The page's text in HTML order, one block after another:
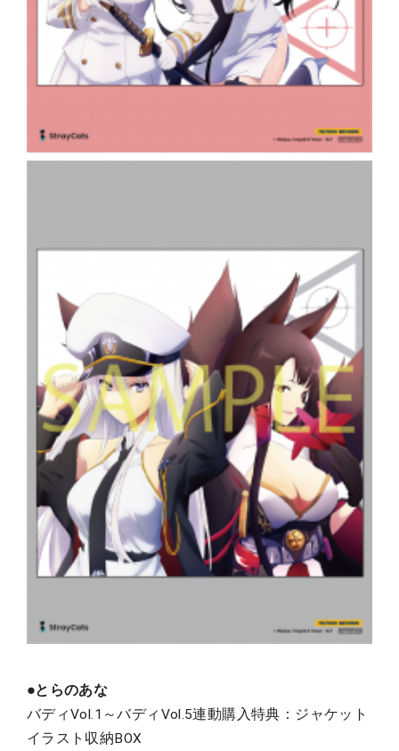
●とらのあな
バディVol.1～バディVol.5連動購入特典：ジャケット
イラスト収納BOX